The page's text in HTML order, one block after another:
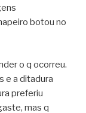
botou no
o q ocorreu.
e a ditadura
preferiu
mas q